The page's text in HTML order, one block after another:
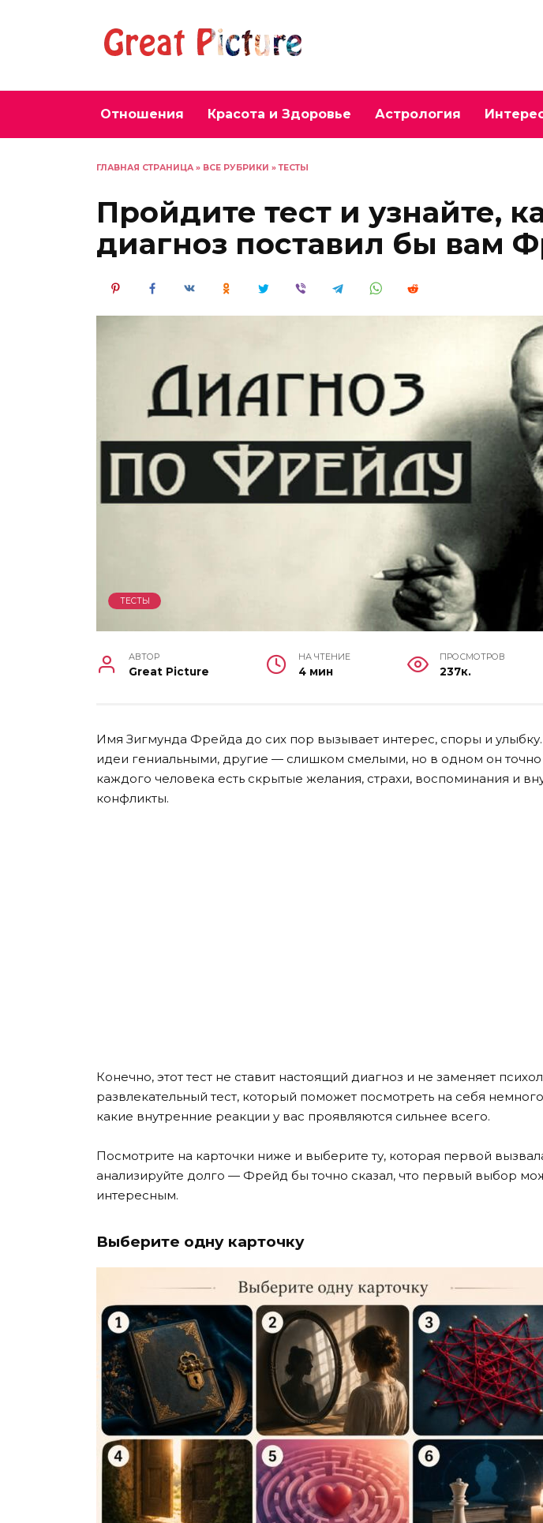
Отношения Красота и Здоровье Астрология
ГЛАВНАЯ СТРАНИЦА » ВСЕ РУБРИКИ »ТЕСТЫ
Пройдите тест и узнайте,
диагноз поставил бы вам
ТЕСТЫ
АВТОР
Great Picture
НА ЧТЕНИЕ
4 мин
ПРОСМОТРОВ
237к.
Имя Зигмунда Фрейда до сих пор вызывает интерес, споры и
идеи гениальными, другие — слишком смелыми, но в одном он точно
каждого человека есть скрытые желания, страхи, воспоминания и
конфликты.
Конечно, этот тест не ставит настоящий диагноз и не заменяет
развлекательный тест, который поможет посмотреть на себя
какие внутренние реакции у вас проявляются сильнее всего.
Посмотрите на карточки ниже и выберите ту, которая первой
анализируйте долго — Фрейд бы точно сказал, что первый выбор
интересным.
Выберите одну карточку